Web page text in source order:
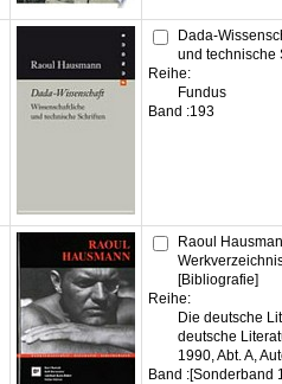
Dada-
und technische
Reihe:
Fundus
Band :193
Raoul
[Bibliografie]
Reihe:
Die deutsche
deutsche
1990, Abt. A,
Band :[Sonderband